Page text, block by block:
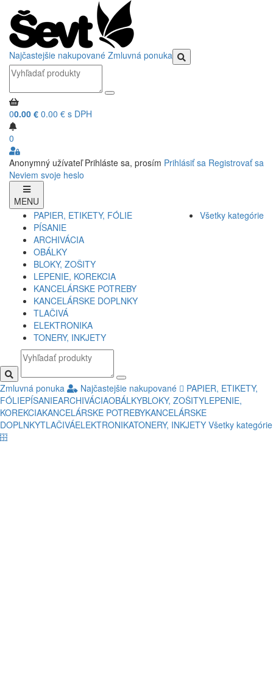
Najčastejšie nakupované Zmluvná ponuka
00.00 € 0.00 € s DPH
0
Anonymný užívateľ Prihláste sa, prosím Prihlásiť sa Registrovať sa
Neviem svoje heslo
MENU
PAPIER, ETIKETY, FÓLIE
PÍSANIE
ARCHIVÁCIA
OBÁLKY
BLOKY, ZOŠITY
LEPENIE, KOREKCIA
KANCELÁRSKE POTREBY
KANCELÁRSKE DOPLNKY
TLAČIVÁ
ELEKTRONIKA
TONERY, INKJETY
Všetky kategórie
Zmluvná ponuka Najčastejšie nakupované
PAPIER, ETIKETY,
FÓLIEPÍSANIEARCHIVÁCIAOBÁLKYBLOKY, ZOŠITYLEPENIE,
KOREKCIAKANCELÁRSKE POTREBYKANCELÁRSKE
DOPLNKYTLAČIVÁELEKTRONIKATONERY, INKJETY Všetky kategórie